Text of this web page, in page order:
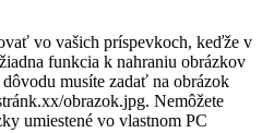
vo vašich príspevkoch, keďže v
funkcia k nahraniu obrázkov
musíte zadať na obrázok
obrazok.jpg. Nemôžete
umiestené vo vlastnom PC